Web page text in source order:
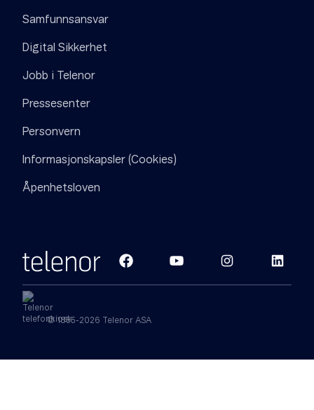
Samfunnsansvar
Digital Sikkerhet
Jobb i Telenor
Pressesenter
Personvern
Informasjonskapsler (Cookies)
Åpenhetsloven
© 1855-2026 Telenor ASA